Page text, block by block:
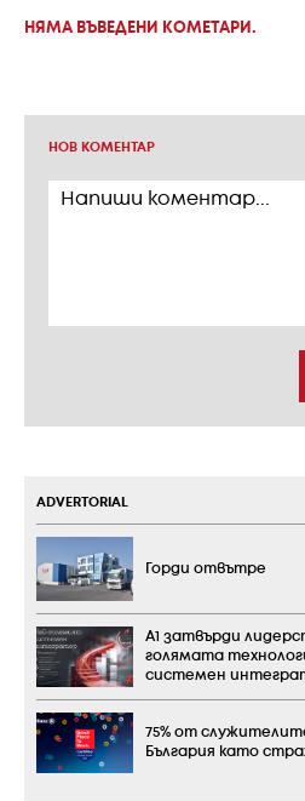
НЯМА ВЪВЕДЕНИ КОМЕТАРИ.
НОВ КОМЕНТАР
ADVERTORIAL
Горди отвътре
А1 затвърди
голямата
системен
75% от
България като